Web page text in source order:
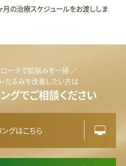
月の治療スケジュールをお渡ししま
ーチで肌悩みを一掃 ／
たるみを改善したい方は
グでご相談ください
グはこちら